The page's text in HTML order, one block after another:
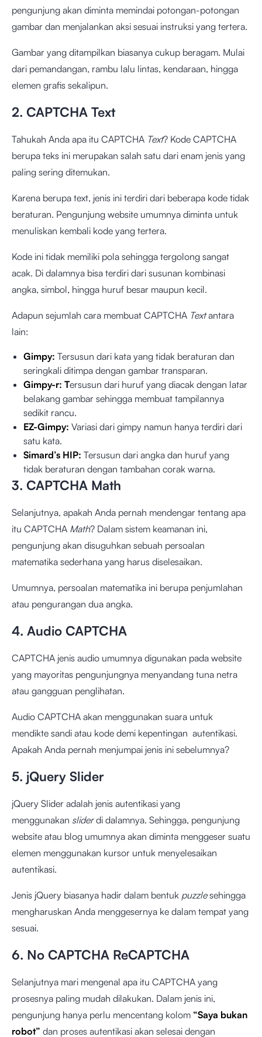
pengunjung akan diminta memindai potongan-potongan
gambar dan menjalankan aksi sesuai instruksi yang tertera.
Gambar yang ditampilkan biasanya cukup beragam. Mulai
dari pemandangan, rambu lalu lintas, kendaraan, hingga
elemen grafis sekalipun.
2. CAPTCHA Text
Tahukah Anda apa itu CAPTCHA Text? Kode CAPTCHA
berupa teks ini merupakan salah satu dari enam jenis yang
paling sering ditemukan.
Karena berupa text, jenis ini terdiri dari beberapa kode tidak
beraturan. Pengunjung website umumnya diminta untuk
menuliskan kembali kode yang tertera.
Kode ini tidak memiliki pola sehingga tergolong sangat
acak. Di dalamnya bisa terdiri dari susunan kombinasi
angka, simbol, hingga huruf besar maupun kecil.
Adapun sejumlah cara membuat CAPTCHA Textantara
lain:
Gimpy: Tersusun dari kata yang tidak beraturan dan
seringkali ditimpa dengan gambar transparan.
Gimpy-r: Tersusun dari huruf yang diacak dengan latar
belakang gambar sehingga membuat tampilannya
sedikit rancu.
EZ-Gimpy: Variasi dari gimpy namun hanya terdiri dari
satu kata.
Simard’s HIP: Tersusun dari angka dan huruf yang
tidak beraturan dengan tambahan corak warna.
3. CAPTCHA Math
Selanjutnya, apakah Anda pernah mendengar tentang apa
itu CAPTCHA Math? Dalam sistem keamanan ini,
pengunjung akan disuguhkan sebuah persoalan
matematika sederhana yang harus diselesaikan.
Umumnya, persoalan matematika ini berupa penjumlahan
atau pengurangan dua angka.
4. Audio CAPTCHA
CAPTCHA jenis audio umumnya digunakan pada website
yang mayoritas pengunjungnya menyandang tuna netra
atau gangguan penglihatan.
Audio CAPTCHA akan menggunakan suara untuk
mendikte sandi atau kode demi kepentingan autentikasi.
Apakah Anda pernah menjumpai jenis ini sebelumnya?
5. jQuery Slider
jQuery Slider adalah jenis autentikasi yang
menggunakan sliderdi dalamnya. Sehingga, pengunjung
website atau blog umumnya akan diminta menggeser suatu
elemen menggunakan kursor untuk menyelesaikan
autentikasi.
Jenis jQuery biasanya hadir dalam bentuk puzzlesehingga
mengharuskan Anda menggesernya ke dalam tempat yang
sesuai.
6. No CAPTCHA ReCAPTCHA
Selanjutnya mari mengenal apa itu CAPTCHA yang
prosesnya paling mudah dilakukan. Dalam jenis ini,
pengunjung hanya perlu mencentang kolom “Saya bukan
robot” dan proses autentikasi akan selesai dengan